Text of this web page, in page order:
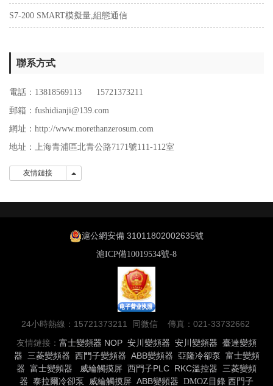
S7-200 SMART模擬量,組態通信
聯系方式
電話：13818569113 15721373211
郵箱：fushidianji@139.com
網址：http://www.morethanzerosum.com
地址：
上海青浦區北青公路7171號111-112室
友情鏈接 友情鏈接
滬公網安備 31011802002635號
滬ICP備10019534號-8
24小時熱線：15721373211 同微信 傳真：021-33732662
友情鏈接： 富士變頻器 NOP 安川變頻器 安川變頻器 臺達變頻
器 三菱變頻器 西門子變頻器 ABB變頻器 亞隆冷卻泵 富士變頻
器 富士變頻器 威綸觸摸屏 西門子PLC RKC溫控器 三菱變頻
器 泰拉爾冷卻泵 威綸觸摸屏 ABB變頻器 DMOZ目錄 西門子